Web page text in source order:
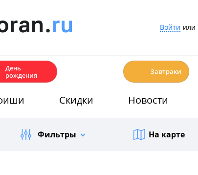
Войти или
День
рождения
Завтраки
Скидки Новости
Фильтры На карте